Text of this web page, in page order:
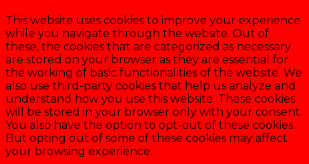
This website uses cookies to improve your experience
while you navigate through the website. Out of
these, the cookies that are categorized as necessary
are stored on your browser as they are essential for
the working of basic functionalities of the website. We
also use third-party cookies that help us analyze and
understand how you use this website. These cookies
will be stored in your browser only with your consent.
You also have the option to opt-out of these cookies.
But opting out of some of these cookies may affect
your browsing experience.